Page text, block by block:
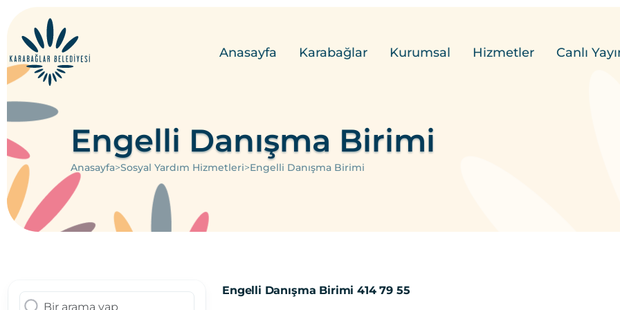
Anasayfa Karabağlar Kurumsal Hizmetler Canlı
Engelli Danışma Birimi
Anasayfa>Sosyal Yardım Hizmetleri>Engelli Danışma Birimi
Engelli Danışma Birimi 414 79 55